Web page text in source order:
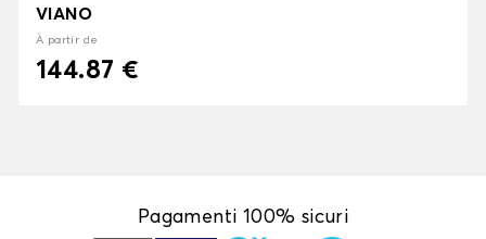
VIANO
À partir de
144.87 €
Pagamenti 100% sicuri